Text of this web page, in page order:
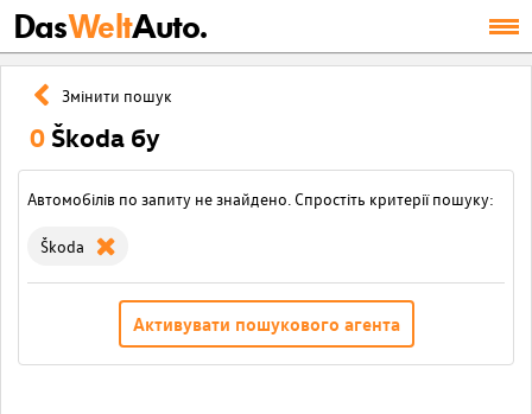
DasWeltAuto.
Змінити пошук
0 Škoda бу
Автомобілів по запиту не знайдено. Спростіть критерії пошуку:
Škoda
Активувати пошукового агента